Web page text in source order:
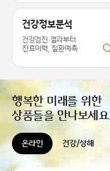
건강정보분석
건강검진 결과부터
진료이력, 질환예측
행복한 미래를 위한
상품들을 만나보세
온라인 건강/상해